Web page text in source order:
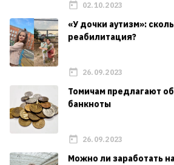
02.10.2023
«У дочки аутизм»:
реабилитация?
26.09.2023
Томичам предлагают
банкноты
26.09.2023
Можно ли заработать